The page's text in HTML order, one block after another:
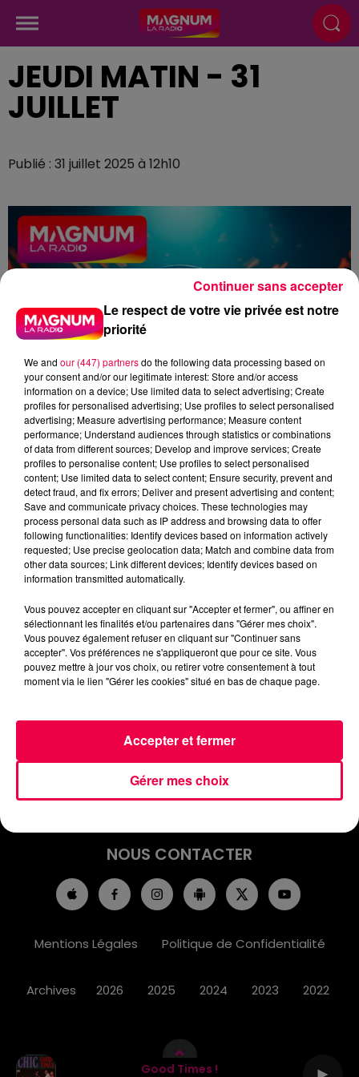
Good Times !
JEUDI MATIN - 31
JUILLET
Publié : 31 juillet 2025 à 12h10
podcasts/2025/07/12h-4.wav
INFOS
EMISSIONS
JEUX
PODCASTS
NOUS CONTACTER
Mentions Légales Politique de Confidentialité
Archives 2026 2025 2024 2023 2022
Le respect de votre vie privée est notre
priorité
We and our (447) partnersdo the following data processing based on
your consent and/or our legitimate interest: Store and/or access
information on a device; Use limited data to select advertising; Create
profiles for personalised advertising; Use profiles to select personalised
advertising; Measure advertising performance; Measure content
performance; Understand audiences through statistics or combinations
of data from different sources; Develop and improve services; Create
profiles to personalise content; Use profiles to select personalised
content; Use limited data to select content; Ensure security, prevent and
detect fraud, and fix errors; Deliver and present advertising and content;
Save and communicate privacy choices. These technologies may
process personal data such as IP address and browsing data to offer
following functionalities: Identify devices based on information actively
requested; Use precise geolocation data; Match and combine data from
other data sources; Link different devices; Identify devices based on
information transmitted automatically.
Vous pouvez accepter en cliquant sur "Accepter et fermer", ou affiner en
sélectionnant les finalités et/ou partenaires dans "Gérer mes choix".
Vous pouvez également refuser en cliquant sur "Continuer sans
accepter". Vos préférences ne s'appliqueront que pour ce site. Vous
pouvez mettre à jour vos choix, ou retirer votre consentement à tout
moment via le lien "Gérer les cookies" situé en bas de chaque page.
Gérer mes choix
Accepter et fermer
Continuer sans accepter